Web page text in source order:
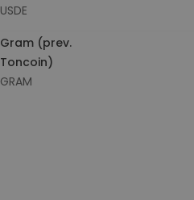
USDE
Gram (prev.
Toncoin)
GRAM